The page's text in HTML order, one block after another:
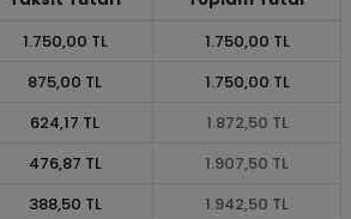
1.750,00 TL
1.750,00 TL
875,00 TL
1.750,00 TL
624,17 TL
1.872,50 TL
476,87 TL
1.907,50 TL
388,50 TL
1.942,50 TL